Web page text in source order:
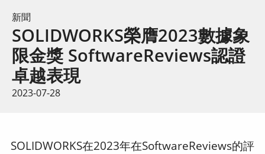
新聞
SOLIDWORKS榮膺2023數據象
限金獎 SoftwareReviews認證
卓越表現
2023-07-28
SOLIDWORKS在2023年在SoftwareReviews的評